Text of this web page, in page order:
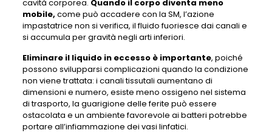
cavità corporea. Quando il corpo diventa meno
mobile, come può accadere con la SM, l’azione
impastatrice non si verifica, il fluido fuoriesce dai canali e
si accumula per gravità negli arti inferiori.
Eliminare il liquido in eccesso è importante, poiché
possono svilupparsi complicazioni quando la condizione
non viene trattata: i canali tissutali aumentano di
dimensioni e numero, esiste meno ossigeno nel sistema
di trasporto, la guarigione delle ferite può essere
ostacolata e un ambiente favorevole ai batteri potrebbe
portare all’infiammazione dei vasi linfatici.